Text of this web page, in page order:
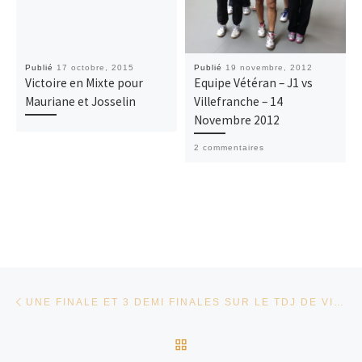
Publié 17 octobre, 2015
Victoire en Mixte pour
Mauriane et Josselin
Publié 19 novembre, 2012
Equipe Vétéran – J1 vs
Villefranche – 14
Novembre 2012
2 commentaires